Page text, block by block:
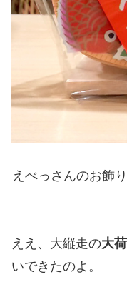
えべっさんのお飾
ええ、大縦走の大
いできたのよ。